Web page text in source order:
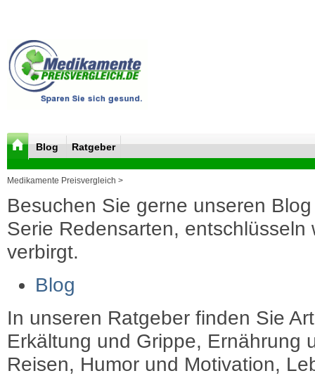
Blog Ratgeber
Medikamente Preisvergleich >
Besuchen Sie gerne unseren
Serie Redensarten, entschlüsseln
verbirgt.
Blog
In unseren Ratgeber finden Sie
Erkältung und Grippe, Ernährung
Reisen, Humor und Motivation,